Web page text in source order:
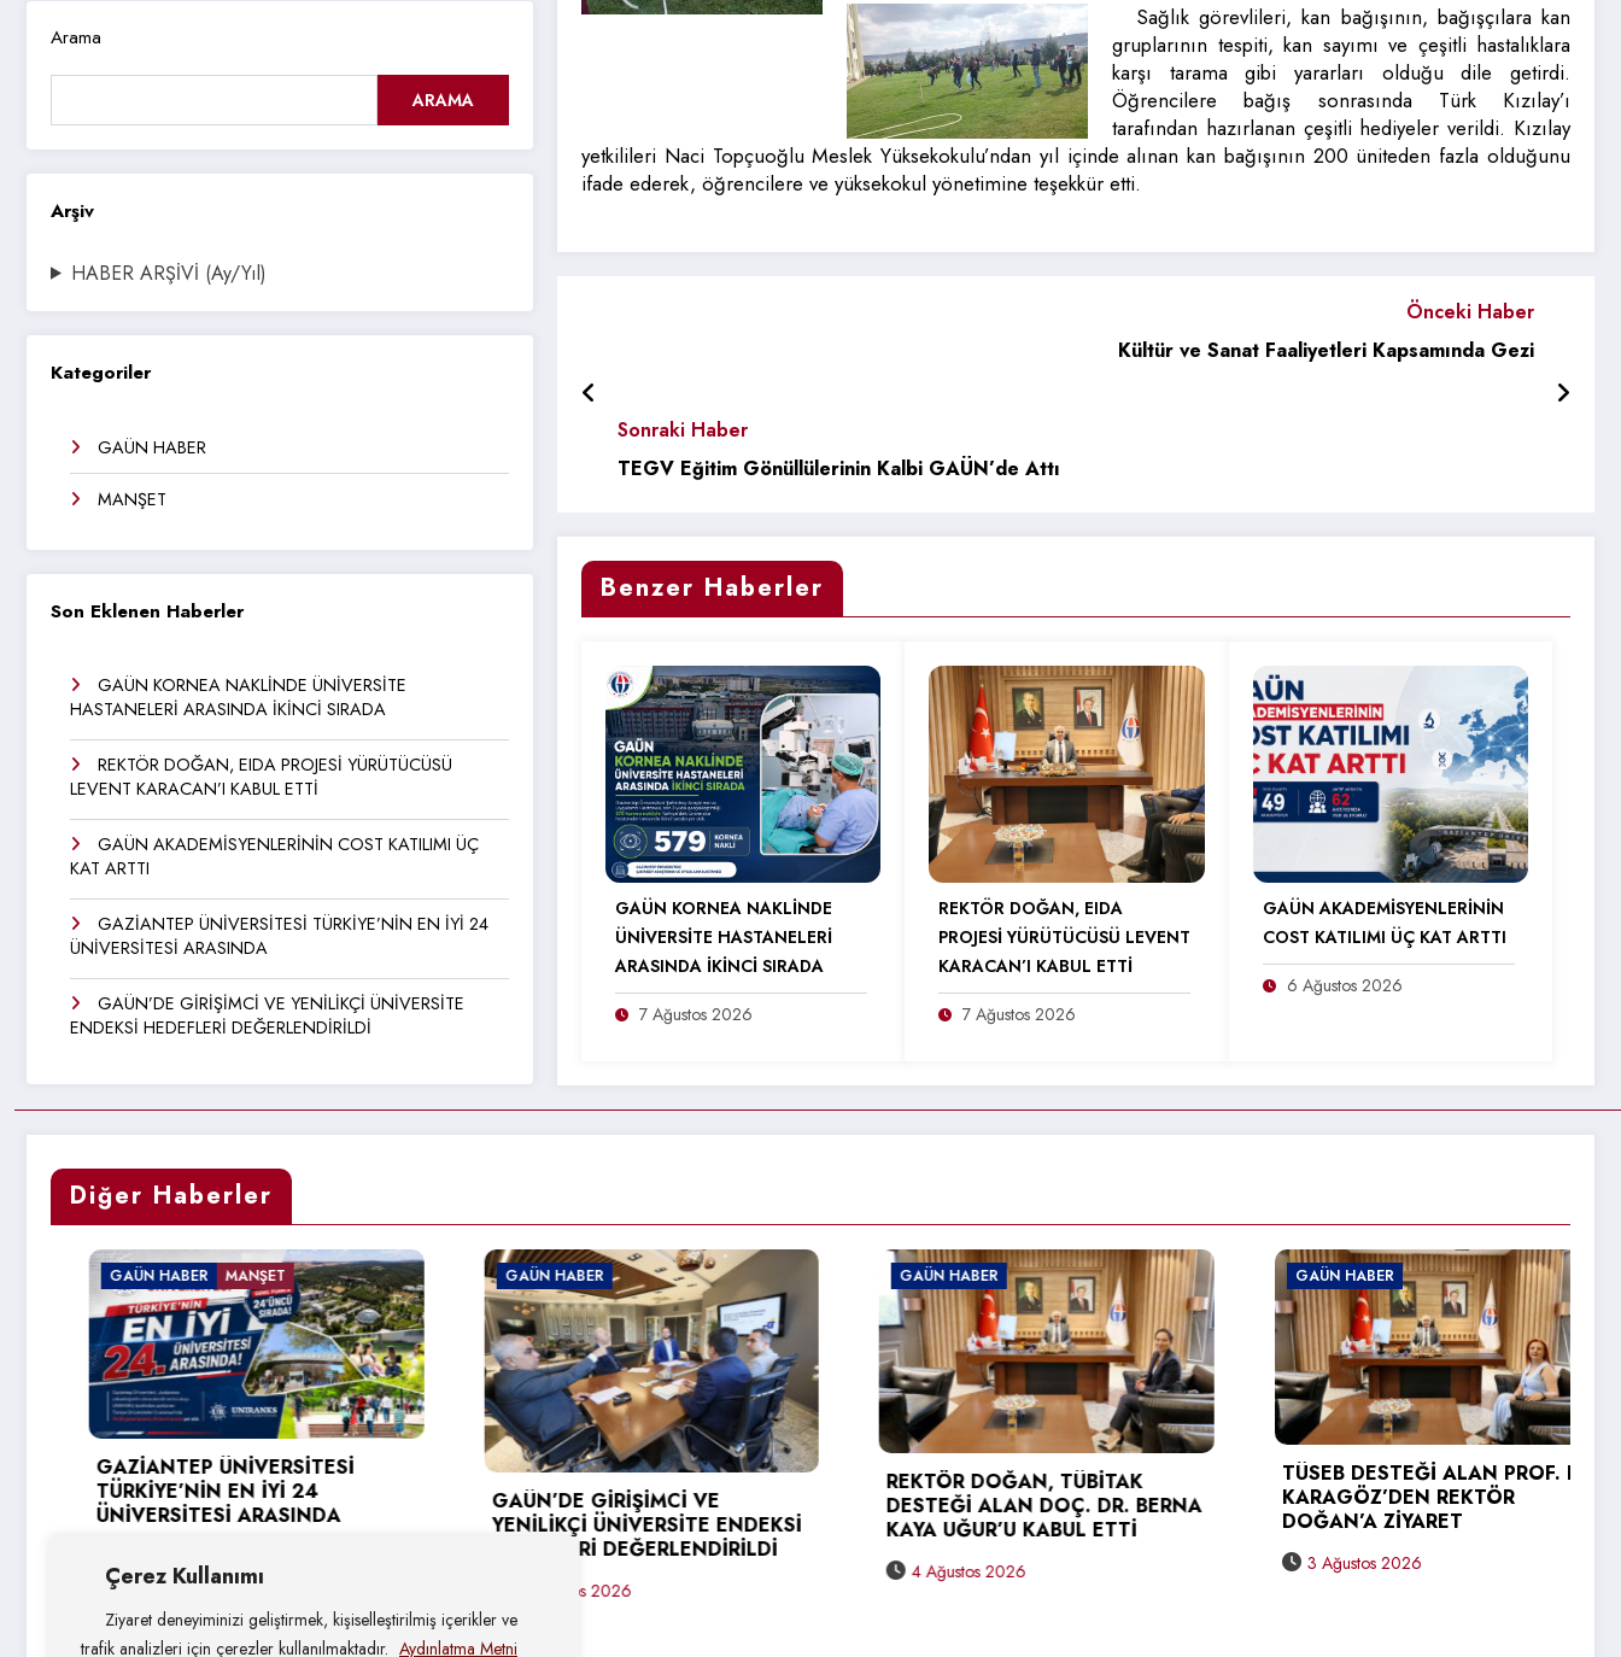
Çerez Kullanımı
Ziyaret deneyiminizi geliştirmek, kişiselleştirilmiş içerikler ve
trafik analizleri için çerezler kullanılmaktadır. Aydınlatma Metni
Arama
ARAMA
Arşiv
HABER ARŞİVİ (Ay/Yıl)
Kategoriler
GAÜN HABER
MANŞET
Son Eklenen Haberler
GAÜN KORNEA NAKLİNDE ÜNİVERSİTE
HASTANELERİ ARASINDA İKİNCİ SIRADA
REKTÖR DOĞAN, EIDA PROJESİ YÜRÜTÜCÜSÜ
LEVENT KARACAN’I KABUL ETTİ
GAÜN AKADEMİSYENLERİNİN COST KATILIMI ÜÇ
KAT ARTTI
GAZİANTEP ÜNİVERSİTESİ TÜRKİYE’NİN EN İYİ 24
ÜNİVERSİTESİ ARASINDA
GAÜN’DE GİRİŞİMCİ VE YENİLİKÇİ ÜNİVERSİTE
ENDEKSİ HEDEFLERİ DEĞERLENDİRİLDİ
Sağlık görevlileri, kan bağışının, bağışçılara kan
gruplarının tespiti, kan sayımı ve çeşitli hastalıklara
karşı tarama gibi yararları olduğu dile getirdi.
Öğrencilere bağış sonrasında Türk Kızılay’ı
tarafından hazırlanan çeşitli hediyeler verildi. Kızılay
yetkilileri Naci Topçuoğlu Meslek Yüksekokulu’ndan yıl içinde alınan kan bağışının 200 üniteden fazla olduğunu
ifade ederek, öğrencilere ve yüksekokul yönetimine teşekkür etti.
Önceki Haber
Kültür ve Sanat Faaliyetleri Kapsamında Gezi
Sonraki Haber
TEGV Eğitim Gönüllülerinin Kalbi GAÜN’de Attı
Benzer Haberler
GAÜN KORNEA NAKLİNDE
ÜNİVERSİTE HASTANELERİ
ARASINDA İKİNCİ SIRADA
7 Ağustos 2026
REKTÖR DOĞAN, EIDA
PROJESİ YÜRÜTÜCÜSÜ LEVENT
KARACAN’I KABUL ETTİ
7 Ağustos 2026
GAÜN AKADEMİSYENLERİNİN
COST KATILIMI ÜÇ KAT ARTTI
6 Ağustos 2026
Diğer Haberler
GAÜN HABER MANŞET
GAZİANTEP ÜNİVERSİTESİ
TÜRKİYE’NİN EN İYİ 24
ÜNİVERSİTESİ ARASINDA
GAÜN HABER
GAÜN’DE GİRİŞİMCİ VE
YENİLİKÇİ ÜNİVERSİTE ENDEKSİ
HEDEFLERİ DEĞERLENDİRİLDİ
4 Ağustos 2026
GAÜN HABER
REKTÖR DOĞAN, TÜBİTAK
DESTEĞİ ALAN DOÇ. DR. BERNA
KAYA UĞUR’U KABUL ETTİ
4 Ağustos 2026
GAÜN HABER
TÜSEB DESTEĞİ ALAN PROF. DR.
KARAGÖZ’DEN REKTÖR
DOĞAN’A ZİYARET
3 Ağustos 2026